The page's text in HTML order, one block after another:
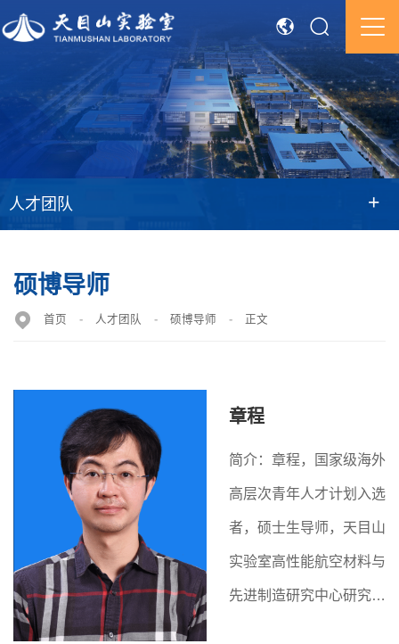
人才团队 +
硕博导师
首页 - 人才团队 - 硕博导师 - 正文
章程
简介：章程，国家级海外
高层次青年人才计划入选
者，硕士生导师，天目山
实验室高性能航空材料与
先进制造研究中心研究